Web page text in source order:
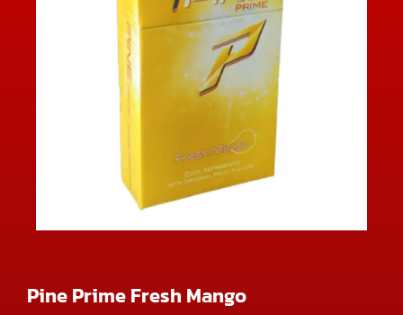
Pine Prime Fresh Mango